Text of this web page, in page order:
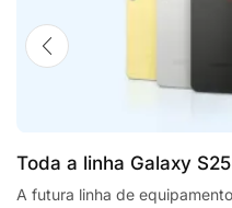
Toda a linha Galaxy
processadores
A futura linha de